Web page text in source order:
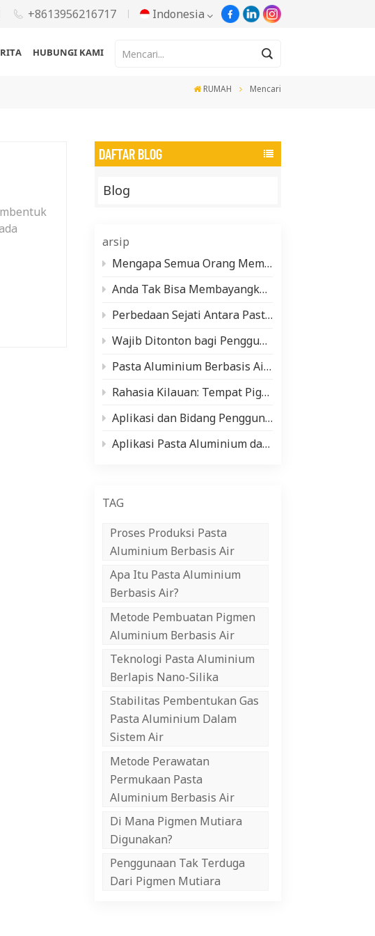
+8613956216717 Indonesia
Español
Português
Tiếng Việt
بالعربية
HUBUNGI KAMI
RUMAH Mencari
DAFTAR BLOG
Blog
arsip
Mengapa Semua Orang Membicarakan Pasta Aluminium Berbasis Air (Dan Apa yang Sebenarnya Dibutuhkan untuk Membuatnya)
Anda Tak Bisa Membayangkan Betapa Banyaknya Pigmen Mutiara yang Tersembunyi dalam Kehidupan Sehari-hari Anda
Perbedaan Sejati Antara Pasta Aluminium dan Pigmen Mutiara (Dan Kapan Menggunakan Masing-masing)
Wajib Ditonton bagi Pengguna dan Produsen Cat Otomotif! Analisis Komprehensif tentang Jenis Cat dan Bahan Baku Utama (Pasta Aluminium Perak/Bubuk Mutiara)
Pasta Aluminium Berbasis Air vs Berbasis Minyak: Kelebihan, Kekurangan & Aplikasi
Rahasia Kilauan: Tempat Pigmen Mutiara Bersinar ✨
Aplikasi dan Bidang Penggunaan Pasta Aluminium
Aplikasi Pasta Aluminium dalam Industri Pelapisan Kumparan
TAG
Proses Produksi Pasta
Aluminium Berbasis Air
Apa Itu Pasta Aluminium
Berbasis Air?
Metode Pembuatan Pigmen
Aluminium Berbasis Air
Teknologi Pasta Aluminium
Berlapis Nano-Silika
Stabilitas Pembentukan Gas
Pasta Aluminium Dalam
Sistem Air
Metode Perawatan
Permukaan Pasta
Aluminium Berbasis Air
Di Mana Pigmen Mutiara
Digunakan?
Penggunaan Tak Terduga
Dari Pigmen Mutiara
masa